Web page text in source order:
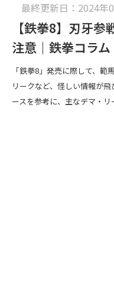
最終更新日：2024年
【鉄拳8】刃牙
注意｜鉄拳コラム
「鉄拳8」発売に際して、
リークなど、怪しい情報が
ースを参考に、主なデマ・リ